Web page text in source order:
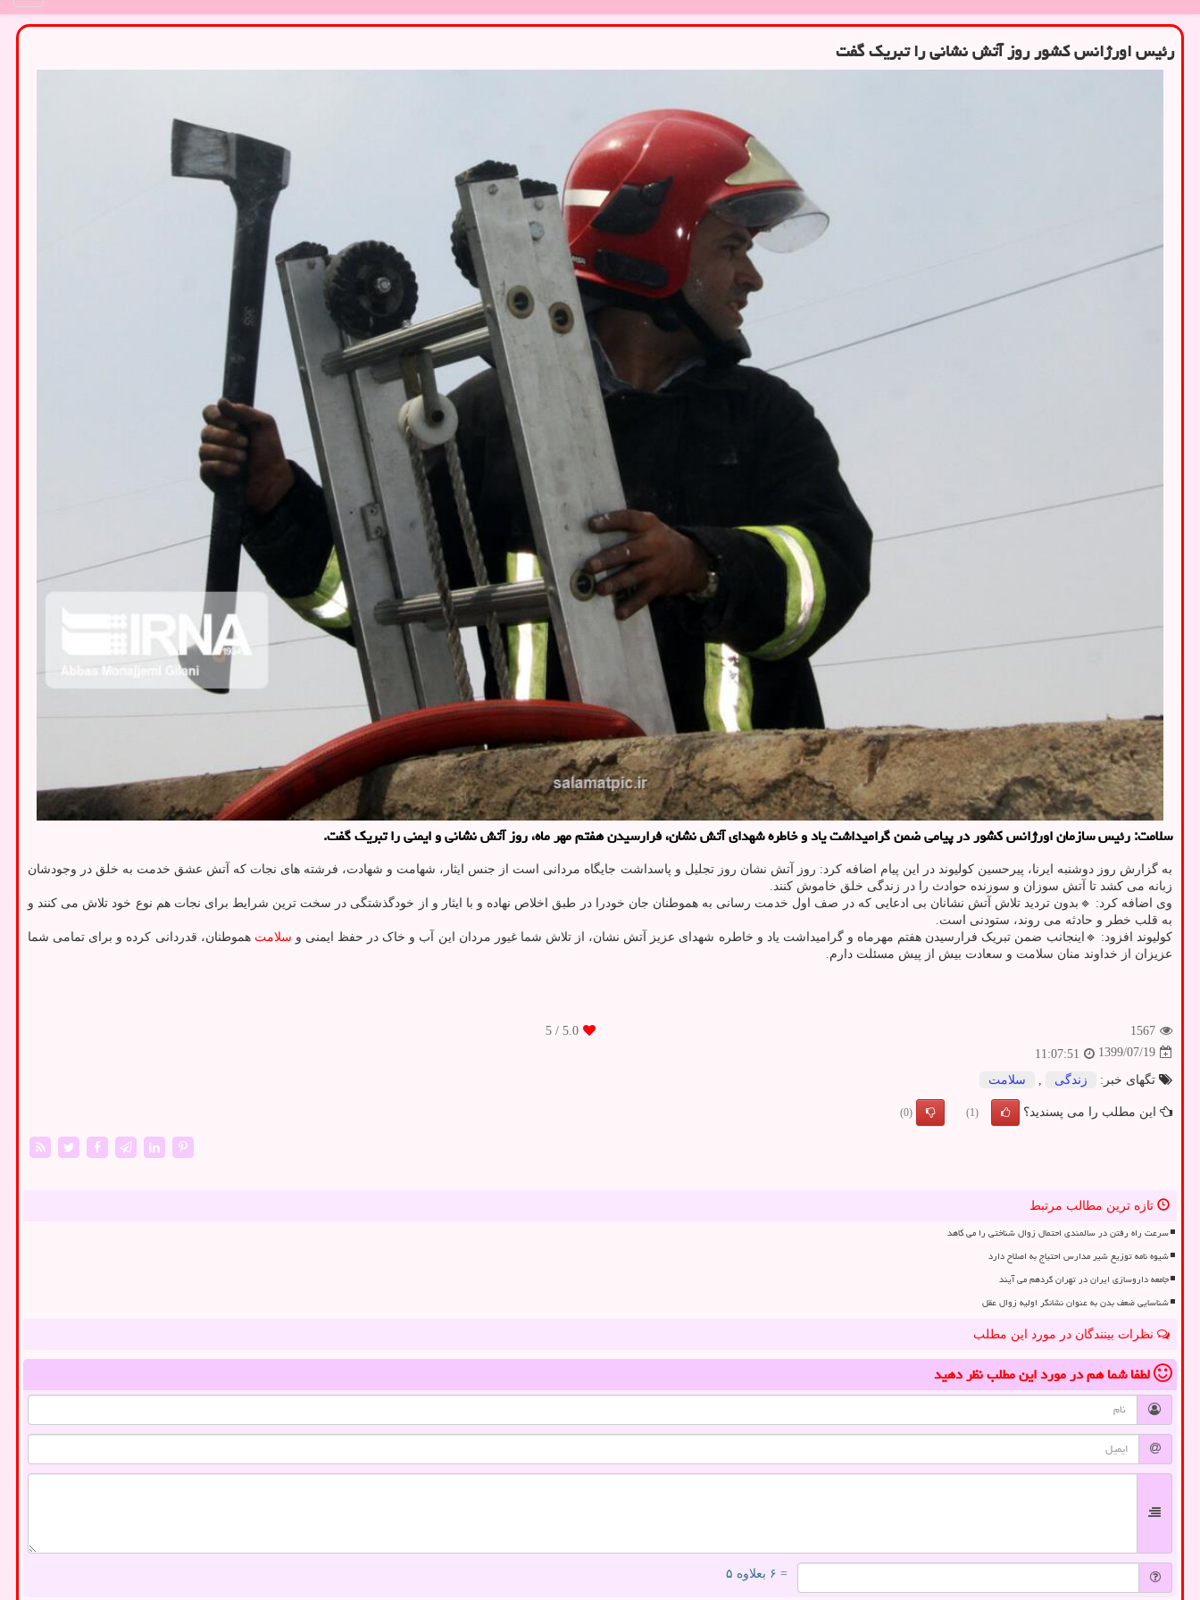
رئیس اورژانس كشور روز آتش نشانی را تبریك گفت
سلامت: رئیس سازمان اورژانس كشور در پیامی ضمن گرامیداشت یاد و خاطره شهدای آتش نشان، فرارسیدن هفتم مهر ماه، روز آتش نشانی و ایمنی را تبریك گفت.
به گزارش روز دوشنبه ایرنا، پیرحسین کولیوند در این پیام اضافه کرد: روز آتش نشان روز تجلیل و پاسداشت جایگاه مردانی است از جنس ایثار، شهامت و شهادت، فرشته های نجات که آتش عشق خدمت به خلق در وجودشان
زبانه می کشد تا آتش سوزان و سوزنده حوادث را در زندگی خلق خاموش کنند.
وی اضافه کرد: 🔹بدون تردید تلاش آتش نشانان بی ادعایی که در صف اول خدمت رسانی به هموطنان جان خودرا در طبق اخلاص نهاده و با ایثار و از خودگذشتگی در سخت ترین شرایط برای نجات هم نوع خود تلاش می کنند و
به قلب خطر و حادثه می روند، ستودنی است.
کولیوند افزود: 🔹اینجانب ضمن تبریک فرارسیدن هفتم مهرماه و گرامیداشت یاد و خاطره شهدای عزیز آتش نشان، از تلاش شما غیور مردان این آب و خاک در حفظ ایمنی و سلامت هموطنان، قدردانی کرده و برای تمامی شما
عزیزان از خداوند منان سلامت و سعادت بیش از پیش مسئلت دارم.
1567
5.0
/ 5
1399/07/19
11:07:51
تگهای خبر:
زندگی سلامت
این مطلب را می پسندید؟ (1)
(0)
تازه ترین مطالب مرتبط
سرعت راه رفتن در سالمندی احتمال زوال شناختی را می کاهد
شیوه نامه توزیع شیر مدارس احتیاج به اصلاح دارد
جامعه داروسازی ایران در تهران گردهم می آیند
شناسایی ضعف بدن به عنوان نشانگر اولیه زوال عقل
نظرات بینندگان در مورد این مطلب
لطفا شما همدر مورد این مطلبنظر دهید
= ۶ بعلاوه ۵